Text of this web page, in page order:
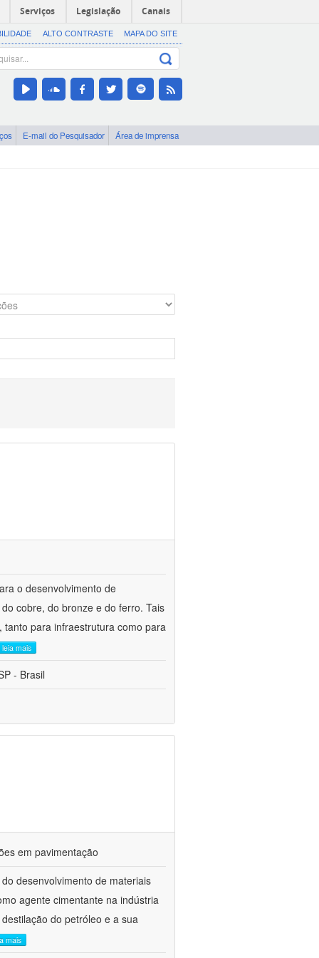
Serviços Legislação Canais
ALTO CONTRASTE MAPA DO SITE
E-mail do Pesquisador Área de imprensa
o desenvolvimento de
cobre, do bronze e do ferro. Tais
para infraestrutura como para
leia mais
- Brasil
em pavimentação
desenvolvimento de materiais
agente cimentante na indústria
do petróleo e a sua
mais